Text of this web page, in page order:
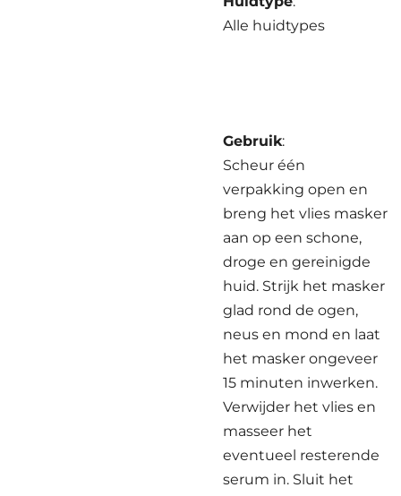
Alle huidtypes
Gebruik:
Scheur één
verpakking open en
breng het vlies masker
aan op een schone,
droge en gereinigde
huid. Strijk het masker
glad rond de ogen,
neus en mond en laat
het masker ongeveer
15 minuten inwerken.
Verwijder het vlies en
masseer het
eventueel resterende
serum in. Sluit het